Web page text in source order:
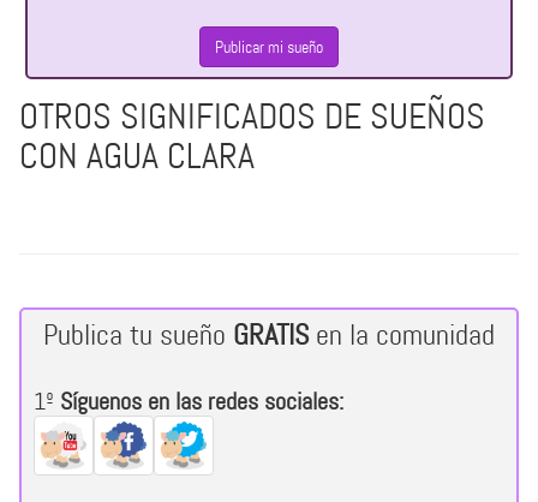
Publicar mi sueño
OTROS SIGNIFICADOS DE SUEÑOS
CON AGUA CLARA
Publica tu sueño GRATISen la comunidad
1º Síguenos en las redes sociales: